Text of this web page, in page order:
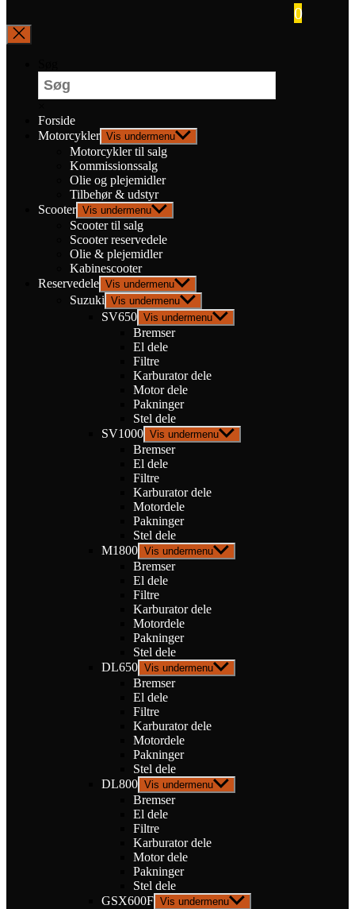
0
Forside
Motorcykler Vis undermenu
Motorcykler til salg
Kommissionssalg
Olie og plejemidler
Tilbehør & udstyr
Scooter Vis undermenu
Scooter til salg
Scooter reservedele
Olie & plejemidler
Kabinescooter
Reservedele Vis undermenu
Suzuki Vis undermenu
SV650 Vis undermenu
Bremser
El dele
Filtre
Karburator dele
Motor dele
Pakninger
Stel dele
SV1000 Vis undermenu
Bremser
El dele
Filtre
Karburator dele
Motordele
Pakninger
Stel dele
M1800 Vis undermenu
Bremser
El dele
Filtre
Karburator dele
Motordele
Pakninger
Stel dele
DL650 Vis undermenu
Bremser
El dele
Filtre
Karburator dele
Motordele
Pakninger
Stel dele
DL800 Vis undermenu
Bremser
El dele
Filtre
Karburator dele
Motor dele
Pakninger
Stel dele
GSX600F Vis undermenu